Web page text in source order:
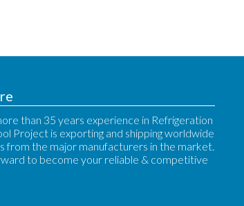
than 35 years experience in Refrigeration
Project is exporting and shipping worldwide
from the major manufacturers in the market.
to become your reliable & competitive